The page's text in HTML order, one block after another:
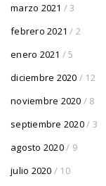
marzo 2021 / 3
febrero 2021 / 2
enero 2021 / 5
diciembre 2020 / 12
noviembre 2020 / 8
septiembre 2020/ 3
agosto 2020/ 9
julio 2020 / 10